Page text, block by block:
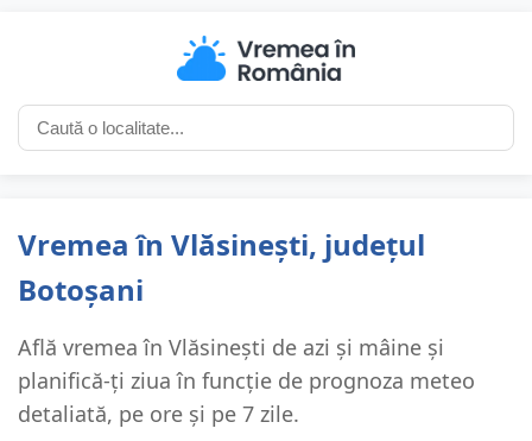
Vremea în Vlăsinești, județul
Botoșani
Află vremea în Vlăsinești de azi și mâine și
planifică-ți ziua în funcție de prognoza meteo
detaliată, pe ore și pe 7 zile.